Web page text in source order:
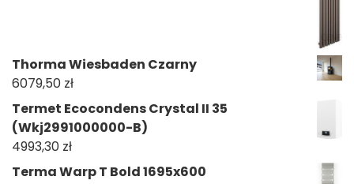
Thorma Wiesbaden Czarny
6079,50 zł
Termet Ecocondens Crystal II 35
(Wkj2991000000-B)
4993,30 zł
Terma Warp T Bold 1695x600